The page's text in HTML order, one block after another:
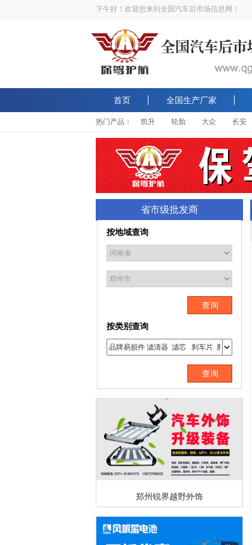
下午好！欢迎您来到全国汽车后市场信息网！
首页 全国生产厂家
热门产品： 凯升 轮胎 大众 长安
省市级批发商
按地域查询
查询
按类别查询
查询
郑州锐界越野外饰